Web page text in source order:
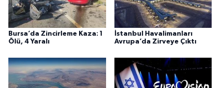
Bursa’da Zincirleme Kaza: 1
Ölü, 4 Yaralı
İstanbul Havalimanları
Avrupa’da Zirveye Çıktı